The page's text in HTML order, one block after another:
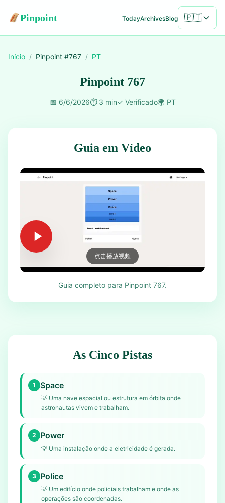
Pinpoint TodayArchivesBlog 🇵🇹
Início / Pinpoint #767 / PT
Pinpoint 767
📅 6/6/2026⏱️ 3 min✓ Verificado🌍 PT
Guia em Vídeo
点击播放视频
Guia completo para Pinpoint 767.
As Cinco Pistas
1 Space
💡 Uma nave espacial ou estrutura em órbita onde
astronautas vivem e trabalham.
2 Power
💡 Uma instalação onde a eletricidade é gerada.
3 Police
💡 Um edifício onde policiais trabalham e onde as
operações são coordenadas.